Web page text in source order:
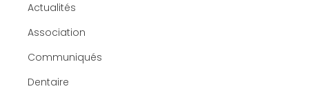
Actualités
Association
Communiqués
Dentaire